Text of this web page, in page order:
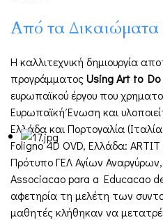
Από τα Δικαιώματα
Η καλλιτεχνική δημιουργία
προγράμματοςUsing Art to
ευρωπαϊκού έργου που
Ευρωπαϊκή Ένωση και
Ελλάδα και Πορτογαλία
Foligno 4D OVD, Ελλάδα: ARTIT
Πρότυπο ΓΕΛ Αγίων
Associacao para a Educacao
αφετηρία τη μελέτη των
μαθητές κλήθηκαν να